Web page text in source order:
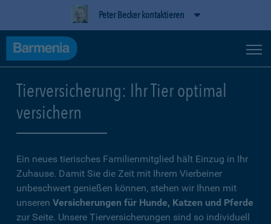
Peter Becker kontaktieren
Tierversicherung: Ihr Tier optimal
versichern
Ein neues tierisches Familienmitglied hält Einzug in Ihr
Zuhause. Damit Sie die Zeit mit Ihrem Vierbeiner
unbeschwert genießen können, stehen wir Ihnen mit
unseren Versicherungen für Hunde, Katzen und Pferde
zur Seite. Unsere Tierversicherungen sind so individuell